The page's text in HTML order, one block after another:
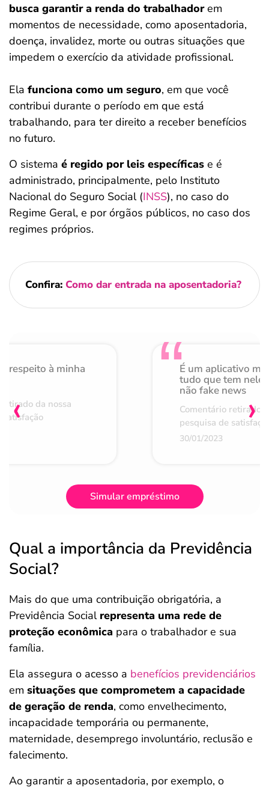
busca garantir a renda do trabalhadorem
momentos de necessidade, como aposentadoria,
doença, invalidez, morte ou outras situações que
impedem o exercício da atividade profissional.
Ela funciona como um seguro, em que você
contribui durante o período em que está
trabalhando, para ter direito a receber benefícios
no futuro.
O sistema é regido por leis específicas e é
administrado, principalmente, pelo Instituto
Nacional do Seguro Social (INSS), no caso do
Regime Geral, e por órgãos públicos, no caso dos
regimes próprios.
Confira: Como dar entrada na aposentadoria?
respeito à minha
da nossa
É um aplicativo
tudo que tem nele
não fake news
Comentário retirado
pesquisa de
30/01/2023
‹ ›
Simular empréstimo
Qual a importância da Previdência
Social?
Mais do que uma contribuição obrigatória, a
Previdência Social representa uma rede de
proteção econômica para o trabalhador e sua
família.
Ela assegura o acesso a benefícios previdenciários
em situações que comprometem a capacidade
de geração de renda, como envelhecimento,
incapacidade temporária ou permanente,
maternidade, desemprego involuntário, reclusão e
falecimento.
Ao garantir a aposentadoria, por exemplo, o